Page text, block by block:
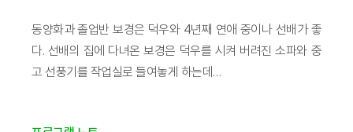
동양화과 졸업반 보경은 덕우와 4년째 연애 중이나 선배가 좋
다. 선배의 집에 다녀온 보경은 덕우를 시켜 버려진 소파와 중
고 선풍기를 작업실로 들여놓게 하는데…